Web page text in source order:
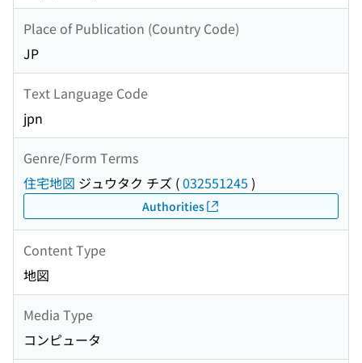
Place of Publication (Country Code)
JP
Text Language Code
jpn
Genre/Form Terms
住宅地図 ジュウタク チズ (032551245 )
Authorities
Content Type
地図
Media Type
コンピュータ